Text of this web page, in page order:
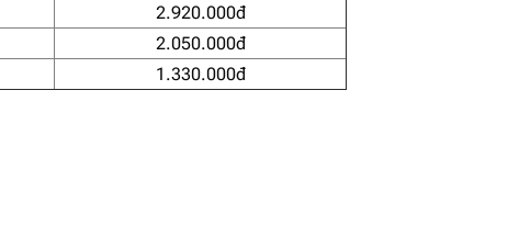
2.920.000đ
2.050.000đ
1.330.000đ